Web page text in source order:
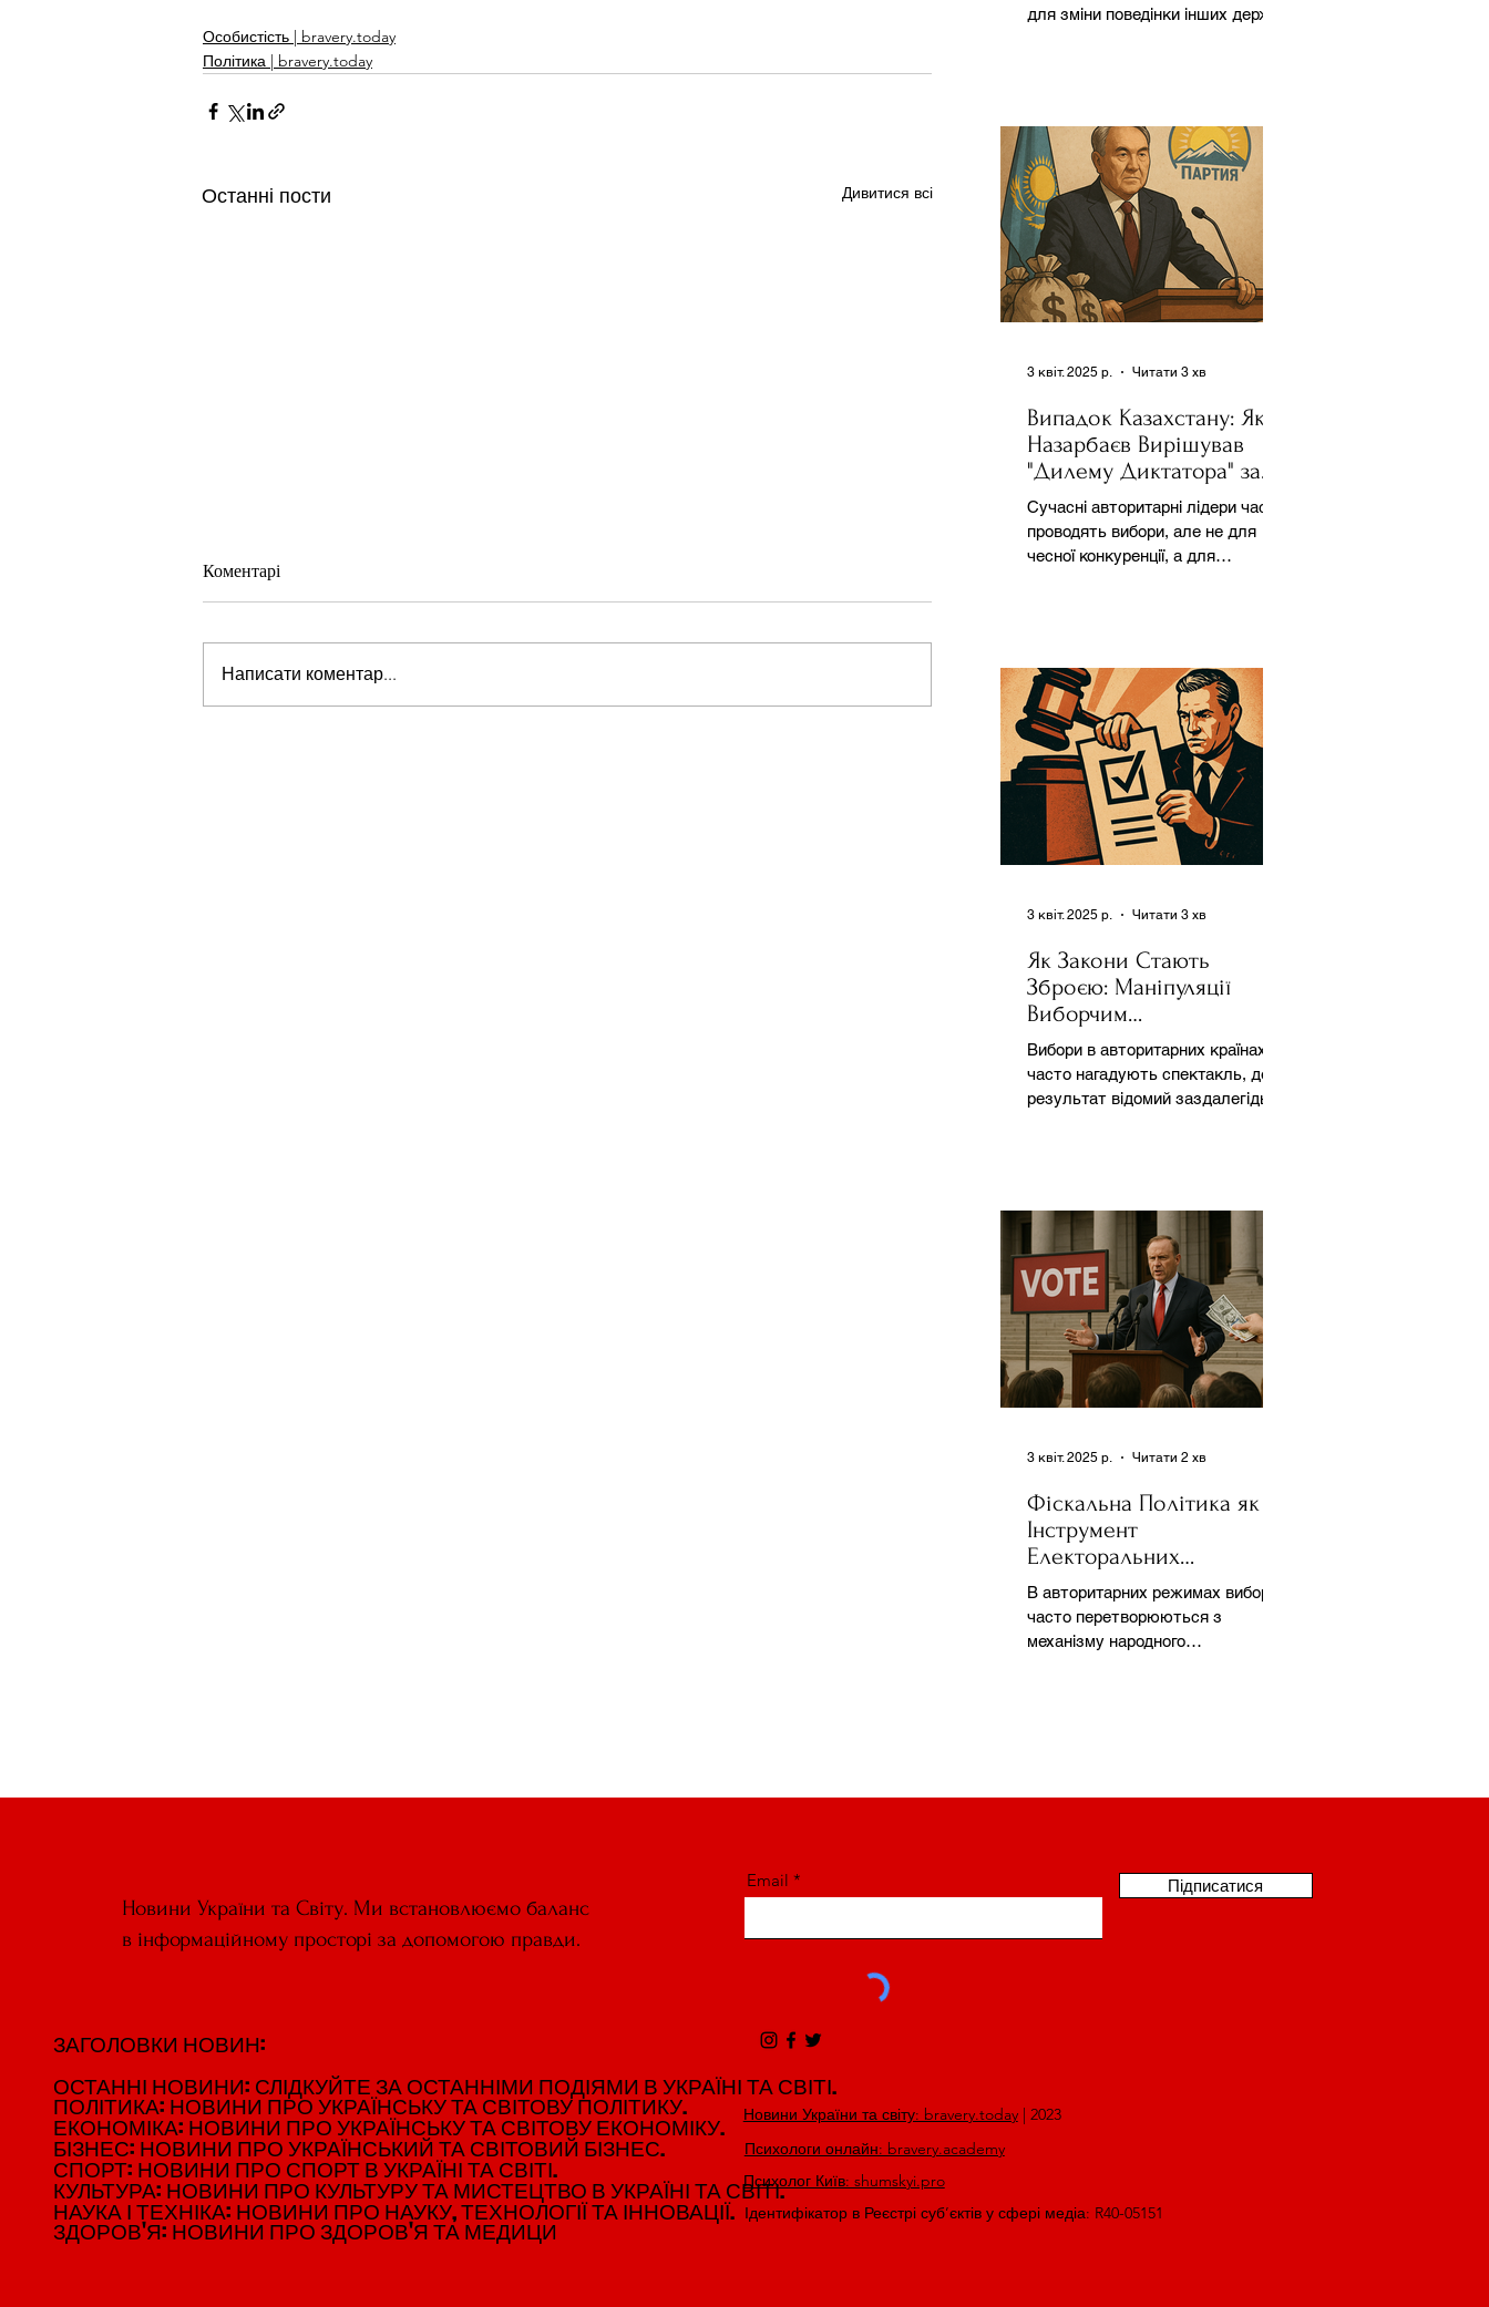
Особистість | bravery.today
Політика | bravery.today
Останні пости Дивитися всі
Коментарі
Написати коментар...
для зміни поведінки інших держав
Випадок Казахстану: Як
Назарбаєв Вирішував
"Дилему Диктатора" за
Допомогою Ресурсів та
Партії
Сучасні авторитарні лідери часто
проводять вибори, але не для
чесної конкуренції, а для
3 квіт. 2025 р. Читати 3 хв
Як Закони Стають
Зброєю: Маніпуляції
Виборчим
Законодавством в
Автократіях
Вибори в авторитарних країнах
часто нагадують спектакль, де
результат відомий заздалегідь.
3 квіт. 2025 р. Читати 3 хв
Фіскальна Політика як
Інструмент
Електоральних
Маніпуляцій в
Автократіях
В авторитарних режимах вибори
часто перетворюються з
механізму народного
3 квіт. 2025 р. Читати 2 хв
Новини України та Світу. Ми встановлюємо баланс
в інформаційному просторі за допомогою правди.
ЗАГОЛОВКИ НОВИН:
ОСТАННІ НОВИНИ: СЛІДКУЙТЕ ЗА ОСТАННІМИ ПОДІЯМИ В УКРАЇНІ ТА СВІТІ.
ПОЛІТИКА: НОВИНИ ПРО УКРАЇНСЬКУ ТА СВІТОВУ ПОЛІТИКУ.
ЕКОНОМІКА: НОВИНИ ПРО УКРАЇНСЬКУ ТА СВІТОВУ ЕКОНОМІКУ.
БІЗНЕС: НОВИНИ ПРО УКРАЇНСЬКИЙ ТА СВІТОВИЙ БІЗНЕС.
СПОРТ: НОВИНИ ПРО СПОРТ В УКРАЇНІ ТА СВІТІ.
КУЛЬТУРА: НОВИНИ ПРО КУЛЬТУРУ ТА МИСТЕЦТВО В УКРАЇНІ ТА СВІТІ.
НАУКА І ТЕХНІКА: НОВИНИ ПРО НАУКУ, ТЕХНОЛОГІЇ ТА ІННОВАЦІЇ.
ЗДОРОВ'Я: НОВИНИ ПРО ЗДОРОВ'Я ТА МЕДИЦИ
ЗАГОЛОВКИ НОВИН:
ОСТАННІ НОВИНИ: СЛІДКУЙТЕ ЗА ОСТАННІМИ ПОДІЯМИ В УКРАЇНІ ТА СВІТІ.
ПОЛІТИКА: НОВИНИ ПРО УКРАЇНСЬКУ ТА СВІТОВУ ПОЛІТИКУ.
ЕКОНОМІКА: НОВИНИ ПРО УКРАЇНСЬКУ ТА СВІТОВУ ЕКОНОМІКУ.
БІЗНЕС: НОВИНИ ПРО УКРАЇНСЬКИЙ ТА СВІТОВИЙ БІЗНЕС.
СПОРТ: НОВИНИ ПРО СПОРТ В УКРАЇНІ ТА СВІТІ.
КУЛЬТУРА: НОВИНИ ПРО КУЛЬТУРУ ТА МИСТЕЦТВО В УКРАЇНІ ТА СВІТІ.
НАУКА І ТЕХНІКА: НОВИНИ ПРО НАУКУ, ТЕХНОЛОГІЇ ТА ІННОВАЦІЇ.
ЗДОРОВ'Я: НОВИНИ ПРО ЗДОРОВ'Я ТА МЕДИЦИ
Email Підписатися
Новини України та світу: bravery.today| 2023
Психологи онлайн: bravery.academy
Психолог Київ: shumskyi.pro
Ідентифікатор в Реєстрі суб’єктів у сфері медіа: R40-05151